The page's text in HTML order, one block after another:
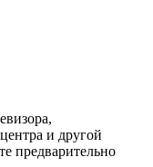
и другой
предварительно